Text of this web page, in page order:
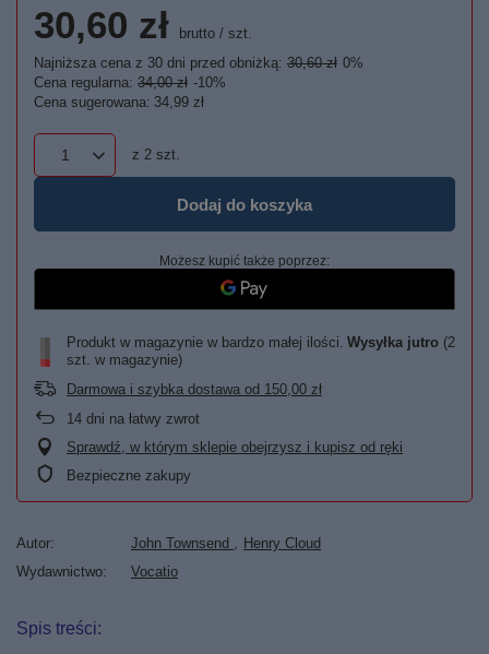
30,60 zł brutto / szt.
Najniższa cena z 30 dni przed obniżką: 30,60 zł 0%
Cena regularna: 34,00 zł -10%
Cena sugerowana: 34,99 zł
z 2 szt.
Dodaj do koszyka
Możesz kupić także poprzez:
Produkt w magazynie w bardzo małej ilości Wysyłka jutro (2
szt. w magazynie)
Darmowa i szybka dostawa od 150,00 zł
14 dni na łatwy zwrot
Sprawdź, w którym sklepie obejrzysz i kupisz od ręki
Bezpieczne zakupy
Autor John Townsend
Henry Cloud
Wydawnictwo
Vocatio
Spis treści: